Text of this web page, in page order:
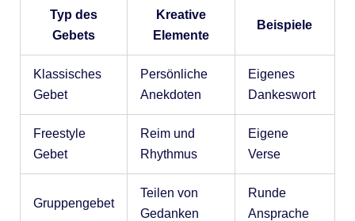
Typ des
Gebets
Kreative
Elemente
Beispiele
Klassisches
Gebet
Persönliche
Anekdoten
Eigenes
Dankeswort
Freestyle
Gebet
Reim und
Rhythmus
Eigene
Verse
Gruppengebet
Teilen von
Gedanken
Runde
Ansprache